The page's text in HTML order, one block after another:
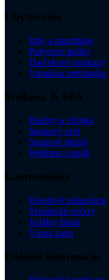
Ubytovanie
Izby a apartmány
Pobytové balíky
Darčekové poukazy
Virtuálna prehliadka
Wellness & SPA
Bazény a vírivka
Saunový svet
Saunové rituály
Wellness cenník
Gastronómia
Hotelové reštaurácie
Tematické večery
Jedálny lístok
Vínna karta
Dôležité informácie